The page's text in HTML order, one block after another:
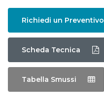
Richiedi un Preventivo
Scheda Tecnica
Tabella Smussi